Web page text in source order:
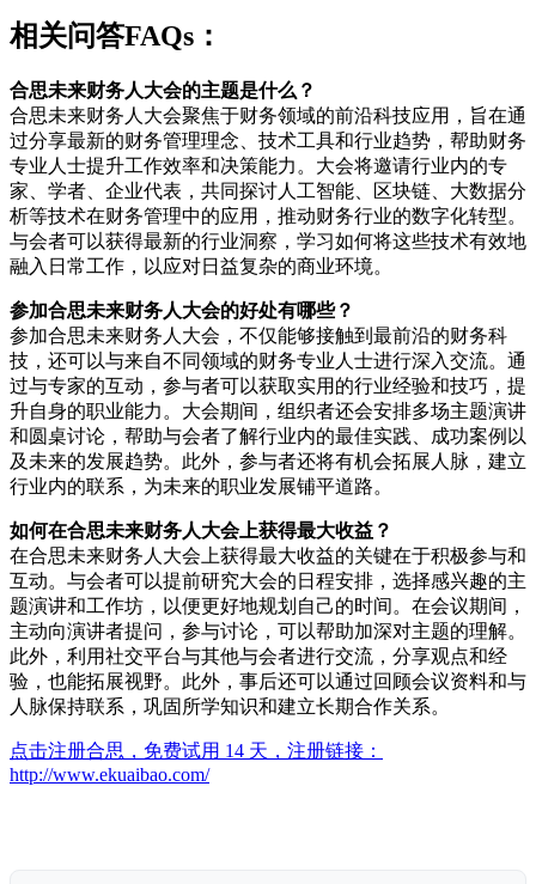
相关问答FAQs：
合思未来财务人大会的主题是什么？
合思未来财务人大会聚焦于财务领域的前沿科技应用，旨在通
过分享最新的财务管理理念、技术工具和行业趋势，帮助财务
专业人士提升工作效率和决策能力。大会将邀请行业内的专
家、学者、企业代表，共同探讨人工智能、区块链、大数据分
析等技术在财务管理中的应用，推动财务行业的数字化转型。
与会者可以获得最新的行业洞察，学习如何将这些技术有效地
融入日常工作，以应对日益复杂的商业环境。
参加合思未来财务人大会的好处有哪些？
参加合思未来财务人大会，不仅能够接触到最前沿的财务科
技，还可以与来自不同领域的财务专业人士进行深入交流。通
过与专家的互动，参与者可以获取实用的行业经验和技巧，提
升自身的职业能力。大会期间，组织者还会安排多场主题演讲
和圆桌讨论，帮助与会者了解行业内的最佳实践、成功案例以
及未来的发展趋势。此外，参与者还将有机会拓展人脉，建立
行业内的联系，为未来的职业发展铺平道路。
如何在合思未来财务人大会上获得最大收益？
在合思未来财务人大会上获得最大收益的关键在于积极参与和
互动。与会者可以提前研究大会的日程安排，选择感兴趣的主
题演讲和工作坊，以便更好地规划自己的时间。在会议期间，
主动向演讲者提问，参与讨论，可以帮助加深对主题的理解。
此外，利用社交平台与其他与会者进行交流，分享观点和经
验，也能拓展视野。此外，事后还可以通过回顾会议资料和与
人脉保持联系，巩固所学知识和建立长期合作关系。
点击注册合思，免费试用 14 天，注册链接：
http://www.ekuaibao.com/